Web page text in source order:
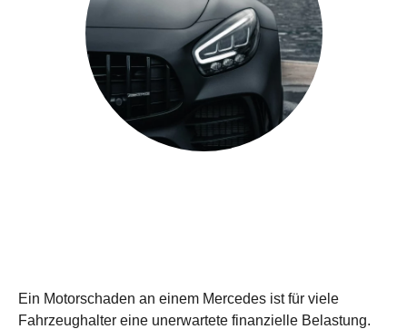
Ein Motorschaden an einem Mercedes ist für viele
Fahrzeughalter eine unerwartete finanzielle Belastung.